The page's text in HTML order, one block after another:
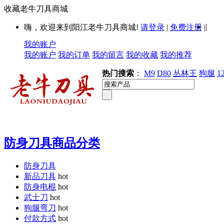
收藏老牛刀具商城
嗨，欢迎来到阳江老牛刀具商城! 请登录 | 免费注册 ||
我的账户
我的账户 我的订单 我的留言 我的收藏 我的推荐
热门搜索 ： M9 D80 丛林王 狗腿
防身刀具商品分类
防身刀具
新品刀具 hot
防身电棍 hot
武士刀 hot
狗腿弯刀 hot
付款方式 hot